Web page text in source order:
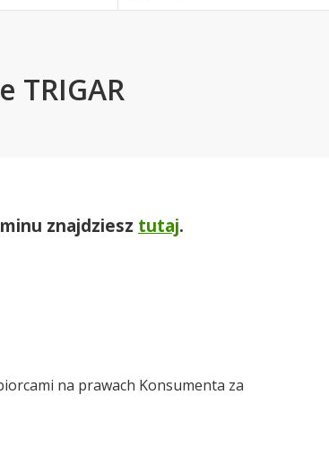
znajdziesz tutaj.
na prawach Konsumenta za